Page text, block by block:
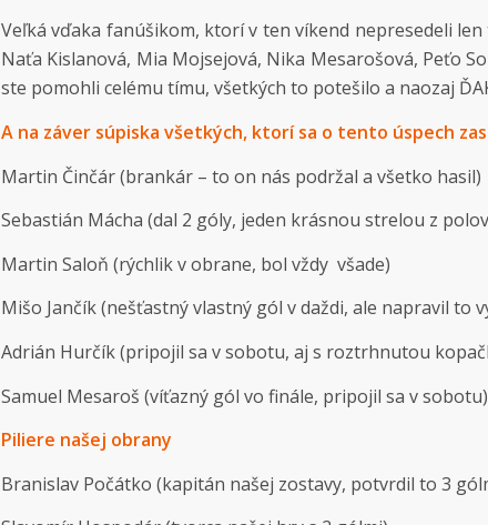
Veľká vďaka fanúšikom, ktorí v ten víkend nepresedeli
Naťa Kislanová, Mia Mojsejová, Nika Mesarošová, Peťo
ste pomohli celému tímu, všetkých to potešilo a naozaj
A na záver súpiska všetkých, ktorí sa o tento úspech
Martin Činčár (brankár – to on nás podržal a všetko hasil)
Sebastián Mácha (dal 2 góly, jeden krásnou strelou z
Martin Saloň (rýchlik v obrane, bol vždy všade)
Mišo Jančík (nešťastný vlastný gól v daždi, ale napravil to
Adrián Hurčík (pripojil sa v sobotu, aj s roztrhnutou
Samuel Mesaroš (víťazný gól vo finále, pripojil sa v sobotu)
Piliere našej obrany
Branislav Počátko (kapitán našej zostavy, potvrdil to 3